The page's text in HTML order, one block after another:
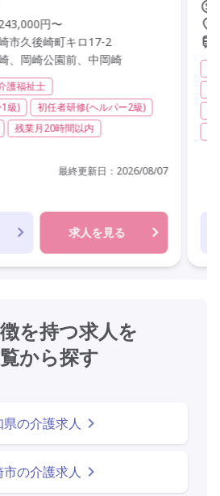
円〜
市久後崎町キロ17-2
、岡崎公園前、中岡崎
護福祉士
級)
初任者研修(ヘルパー2級)
残業月20時間以内
最終更新日： 2026/08/07
求人を見る
を持つ求人を
から探す
県の介護求人
市の介護求人